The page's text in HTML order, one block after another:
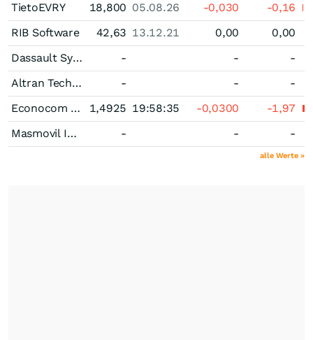
TietoEVRY
18,800 05.08.26 -0,030
-0,16
RIB Software
42,63 13.12.21 0,00
0,00
Dassault Systemes
- -
-
Altran Technologies
- -
-
Econocom Group
1,4925 19:58:35 -0,0300
-1,97
Masmovil Ibercom
- - -
alle Werte »